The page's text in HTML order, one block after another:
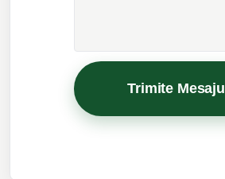
Trimite Mesajul